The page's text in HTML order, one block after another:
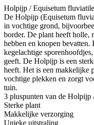
Holpijp / Equisetum fluviatile
De Holpijp (Equisetum
in vochtige grond,
border. De plant heeft holle,
hebben en knopen bevatten.
kegelachtige
geeft. De Holpijp is een
heeft. Het is een makkelijke
vochtige plekken en zorgt
tuin.
3 pluspunten van de
Sterke plant
Makkelijke verzorging
Unieke uitstraling